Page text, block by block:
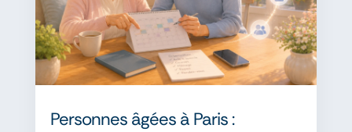
Personnes âgées à Paris :